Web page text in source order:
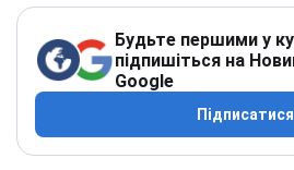
Будьте першими у
підпишіться на
Google
Підписатися